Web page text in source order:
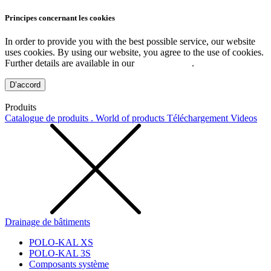
Principes concernant les cookies
In order to provide you with the best possible service, our website
uses cookies. By using our website, you agree to the use of cookies.
Further details are available in our
.
D’accord
Produits
Catalogue de produits . World of products Téléchargement Videos
Drainage de bâtiments
POLO-KAL XS
POLO-KAL 3S
Composants système